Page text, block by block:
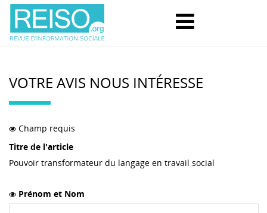
VOTRE AVIS NOUS INTÉRESSE
Champ requis
Titre de l'article
Pouvoir transformateur du langage en travail social
Prénom et Nom